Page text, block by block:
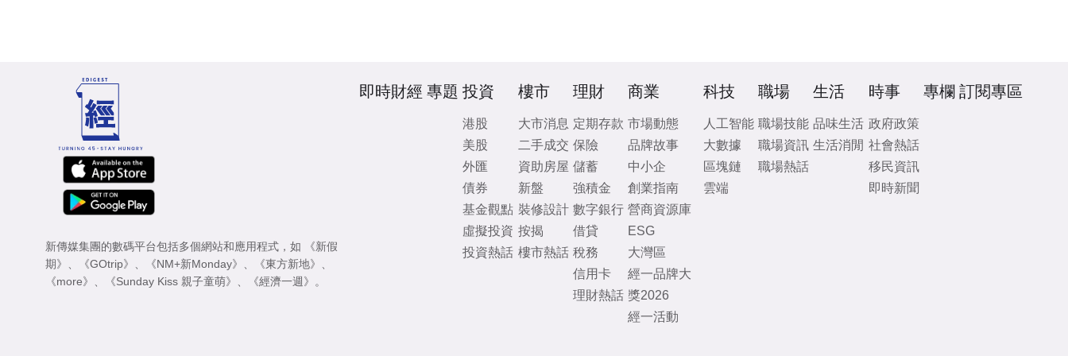
新傳媒集團的數碼平台包括多個網站和應用程式，如
《新假
期》
《GOtrip》 《NM+新Monday》 《東方新地》
《more》
《Sunday Kiss 親子童萌》 《經濟一週》 。
即時財經 專題 投資
港股
美股
外匯
債券
基金觀點
虛擬投資
投資熱話
樓市
大市消息
二手成交
資助房屋
新盤
裝修設計
按揭
樓市熱話
理財
定期存款
保險
儲蓄
強積金
數字銀行
借貸
稅務
信用卡
理財熱話
商業
市場動態
品牌故事
中小企
創業指南
營商資源庫
ESG
大灣區
經一品牌大
獎2026
經一活動
科技
人工智能
大數據
區塊鏈
雲端
職場
職場技能
職場資訊
職場熱話
生活
品味生活
生活消閒
時事
政府政策
社會熱話
移民資訊
即時新聞
專欄 訂閱專區